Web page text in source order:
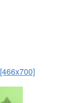
[466x700]